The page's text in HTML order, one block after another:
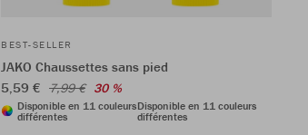
BEST-SELLER
JAKO Chaussettes sans pied
5,59 € 7,99 € 30 %
Disponible en 11 couleurs
différentes
Disponible en 11 couleurs
différentes